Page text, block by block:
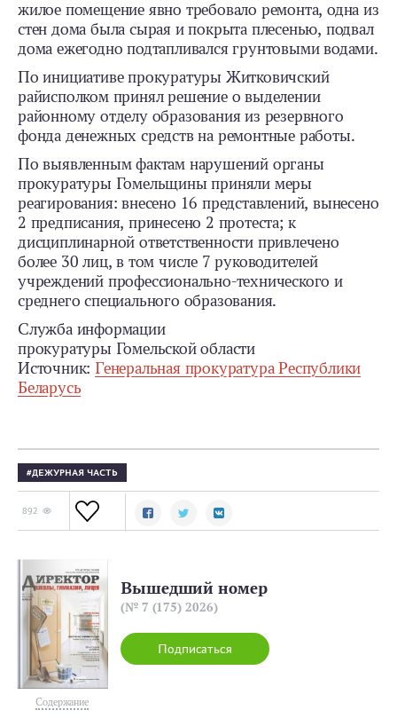
жилое помещение явно требовало ремонта, одна из
стен дома была сырая и покрыта плесенью, подвал
дома ежегодно подтапливался грунтовыми водами.
По инициативе прокуратуры Житковичский
райисполком принял решение о выделении
районному отделу образования из резервного
фонда денежных средств на ремонтные работы.
По выявленным фактам нарушений органы
прокуратуры Гомельщины приняли меры
реагирования: внесено 16 представлений, вынесено
2 предписания, принесено 2 протеста; к
дисциплинарной ответственности привлечено
более 30 лиц, в том числе 7 руководителей
учреждений профессионально-технического и
среднего специального образования.
Служба информации
прокуратуры Гомельской области
Источник: Генеральная прокуратура Республики
Беларусь
ДЕЖУРНАЯ ЧАСТЬ
892
Содержание
Подписаться
Вышедший номер
(№ 7 (175) 2026)